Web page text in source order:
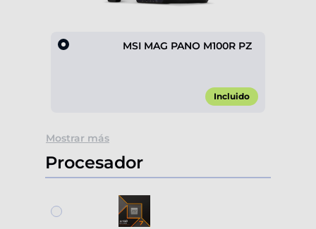
MSI MAG PANO M100R PZ
Incluido
1
of
1
Mostrar más
Procesador